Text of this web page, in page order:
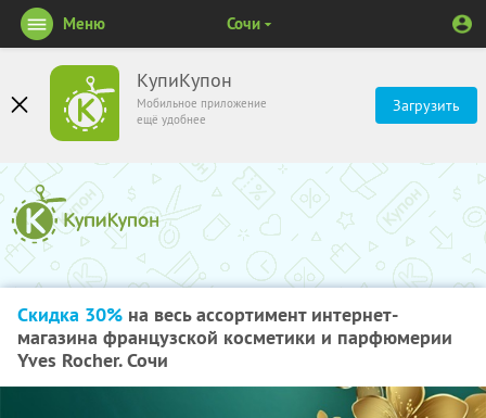
КупиКупон
Мобильное приложение
ещё удобнее
Загрузить
Меню Сочи
Скидка 30% на весь ассортимент интернет-
магазина французской косметики и парфюмерии
Yves Rocher. Сочи